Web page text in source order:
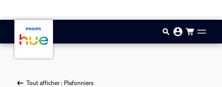
Tout afficher : Plafonniers